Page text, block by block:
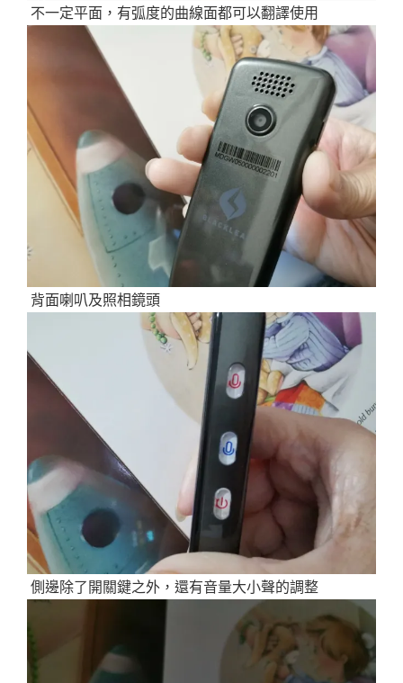
不一定平面，有弧度的曲線面都可以翻譯使用
背面喇叭及照相鏡頭
側邊除了開關鍵之外，還有音量大小聲的調整